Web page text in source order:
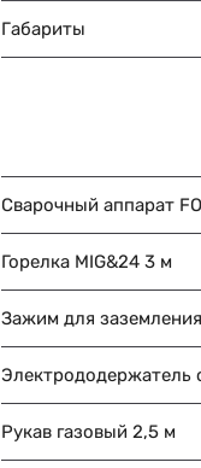
Габариты
Сварочный аппарат
Горелка MIG&24 3 м
Зажим для
Электрододержатель
Рукав газовый 2,5 м